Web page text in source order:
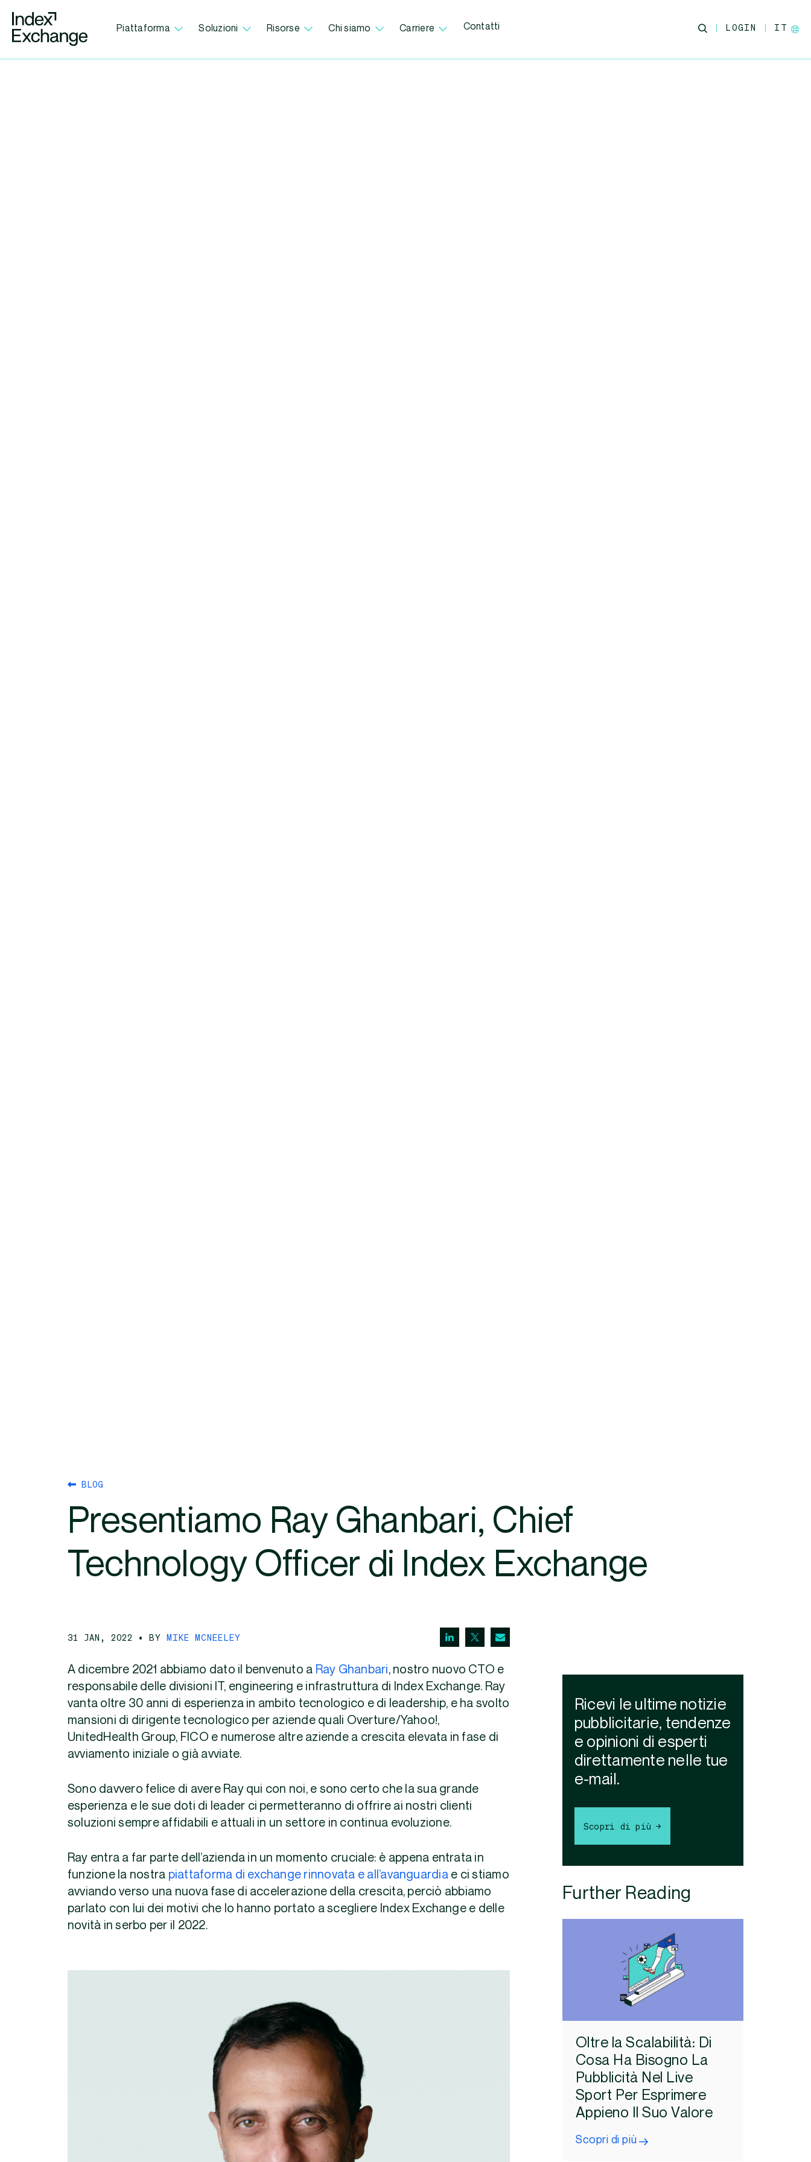
Index Exchange Home page
Piattaforma Soluzioni Risorse Chi siamo Carriere Contatti LOGIN IT
BLOG
Presentiamo Ray Ghanbari, Chief
Technology Officer di Index Exchange
31 JAN, 2022 • BYMIKE MCNEELEY
A dicembre 2021 abbiamo dato il benvenuto a Ray Ghanbari, nostro nuovo CTO e
responsabile delle divisioni IT, engineering e infrastruttura di Index Exchange. Ray
vanta oltre 30 anni di esperienza in ambito tecnologico e di leadership, e ha svolto
mansioni di dirigente tecnologico per aziende quali Overture/Yahoo!,
UnitedHealth Group, FICO e numerose altre aziende a crescita elevata in fase di
avviamento iniziale o già avviate.
Sono davvero felice di avere Ray qui con noi, e sono certo che la sua grande
esperienza e le sue doti di leader ci permetteranno di offrire ai nostri clienti
soluzioni sempre affidabili e attuali in un settore in continua evoluzione.
Ray entra a far parte dell’azienda in un momento cruciale: è appena entrata in
funzione la nostra piattaforma di exchange rinnovata e all’avanguardiae ci stiamo
avviando verso una nuova fase di accelerazione della crescita, perciò abbiamo
parlato con lui dei motivi che lo hanno portato a scegliere Index Exchange e delle
novità in serbo per il 2022.
Ricevi le ultime notizie
pubblicitarie, tendenze
e opinioni di esperti
direttamente nelle tue
e-mail.
Scopri di più →
Further Reading
Oltre la Scalabilità: Di
Cosa Ha Bisogno La
Pubblicità Nel Live
Sport Per Esprimere
Appieno Il Suo Valore
Scopri di più